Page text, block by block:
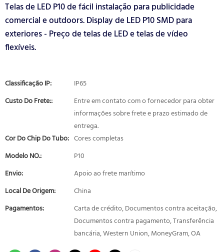
Telas de LED P10 de fácil instalação para publicidade
comercial e outdoors. Display de LED P10 SMD para
exteriores - Preço de telas de LED e telas de vídeo
flexíveis.
Classificação IP:
IP65
Custo Do Frete::
Entre em contato com o fornecedor para obter
informações sobre frete e prazo estimado de
entrega.
Cor Do Chip Do Tubo: Cores completas
Modelo NO.:
P10
Envio:
Apoio ao frete marítimo
Local De Origem:
China
Pagamentos:
Carta de crédito, Documentos contra aceitação,
Documentos contra pagamento, Transferência
bancária, Western Union, MoneyGram, OA